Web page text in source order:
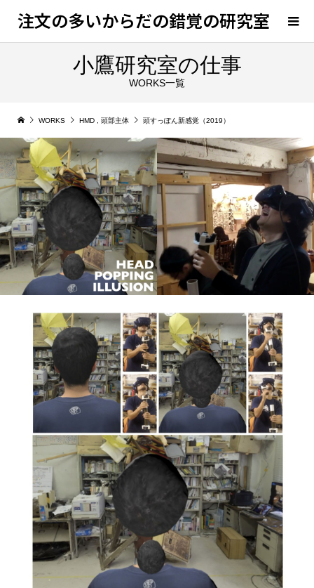
注文の多いからだの錯覚の研究室
小鷹研究室の仕事
WORKS一覧
WORKS HMD 頭部主体 頭すっぽん新感覚（2019）
HEAD POPPING ILLUSI